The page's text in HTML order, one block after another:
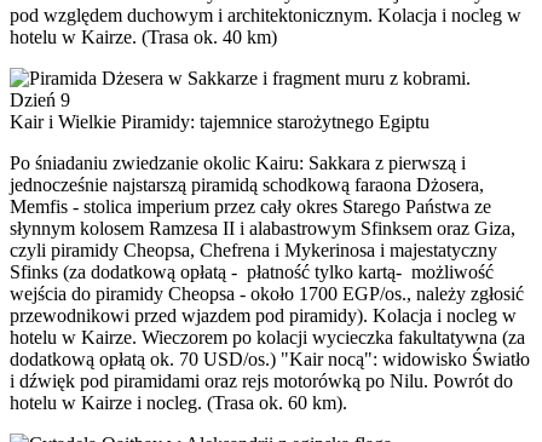
pod względem duchowym i architektonicznym. Kolacja i nocleg w
hotelu w Kairze. (Trasa ok. 40 km)
Dzień 9
Kair i Wielkie Piramidy: tajemnice starożytnego Egiptu
Po śniadaniu zwiedzanie okolic Kairu: Sakkara z pierwszą i
jednocześnie najstarszą piramidą schodkową faraona Dżosera,
Memfis - stolica imperium przez cały okres Starego Państwa ze
słynnym kolosem Ramzesa II i alabastrowym Sfinksem oraz Giza,
czyli piramidy Cheopsa, Chefrena i Mykerinosa i majestatyczny
Sfinks (za dodatkową opłatą - płatność tylko kartą- możliwość
wejścia do piramidy Cheopsa - około 1700 EGP/os., należy zgłosić
przewodnikowi przed wjazdem pod piramidy). Kolacja i nocleg w
hotelu w Kairze. Wieczorem po kolacji wycieczka fakultatywna (za
dodatkową opłatą ok. 70 USD/os.) "Kair nocą": widowisko Światło
i dźwięk pod piramidami oraz rejs motorówką po Nilu. Powrót do
hotelu w Kairze i nocleg. (Trasa ok. 60 km).